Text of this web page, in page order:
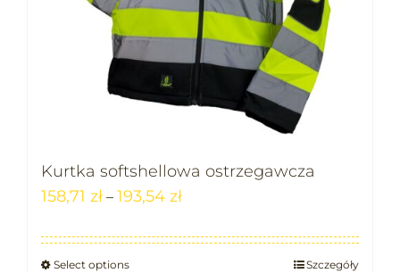
Kurtka softshellowa ostrzegawcza
158,71 zł – 193,54 zł
Select options Szczegóły